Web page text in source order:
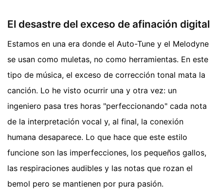
El desastre del exceso de afinación digital
Estamos en una era donde el Auto-Tune y el Melodyne
se usan como muletas, no como herramientas. En este
tipo de música, el exceso de corrección tonal mata la
canción. Lo he visto ocurrir una y otra vez: un
ingeniero pasa tres horas "perfeccionando" cada nota
de la interpretación vocal y, al final, la conexión
humana desaparece. Lo que hace que este estilo
funcione son las imperfecciones, los pequeños gallos,
las respiraciones audibles y las notas que rozan el
bemol pero se mantienen por pura pasión.